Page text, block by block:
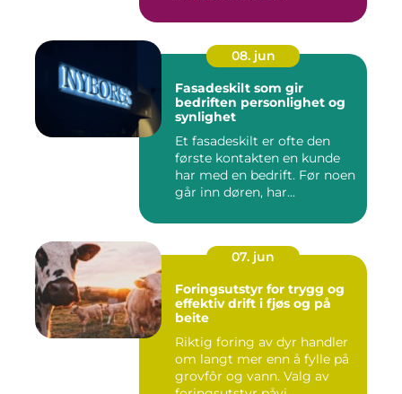
08. jun
Fasadeskilt som gir
bedriften personlighet og
synlighet
Et fasadeskilt er ofte den
første kontakten en kunde
har med en bedrift. Før noen
går inn døren, har...
07. jun
Foringsutstyr for trygg og
effektiv drift i fjøs og på
beite
Riktig foring av dyr handler
om langt mer enn å fylle på
grovfôr og vann. Valg av